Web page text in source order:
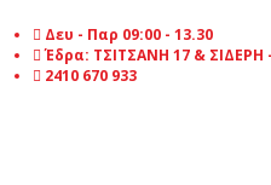
Δευ - Παρ 09:00 - 13.30
Έδρα: ΤΣΙΤΣΑΝΗ 17 &
2410 670 933